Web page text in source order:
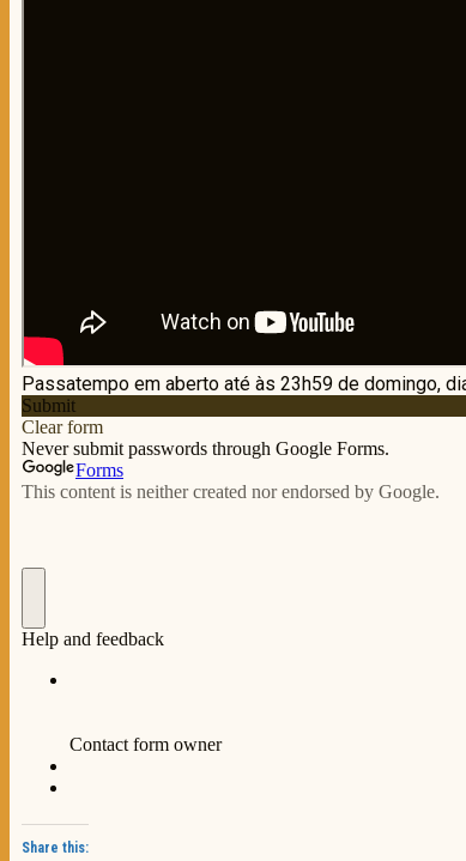
Share this: